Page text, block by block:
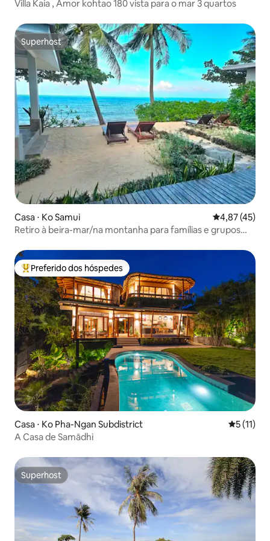
Villa Kaia , Amor kohtao 180 vista para o mar 3 quartos
Superhost
Superhost
Casa ⋅ Ko Samui 4,87 de uma
4,87 (45)
Retiro à beira-mar/na montanha para famílias e grupos
Entre os melhores preferidos dos hóspedes
Preferido dos hóspedes
Casa ⋅ Ko Pha-Ngan Subdistrict 5 de uma
5 (11)
A Casa de Samādhi
Superhost
Superhost